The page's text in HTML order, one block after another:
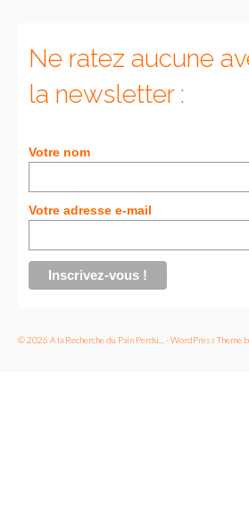
Ne ratez aucune
la newsletter :
Votre nom
Votre adresse e-mail
© 2026 A la Recherche du Pain Perdu... - WordPress Theme